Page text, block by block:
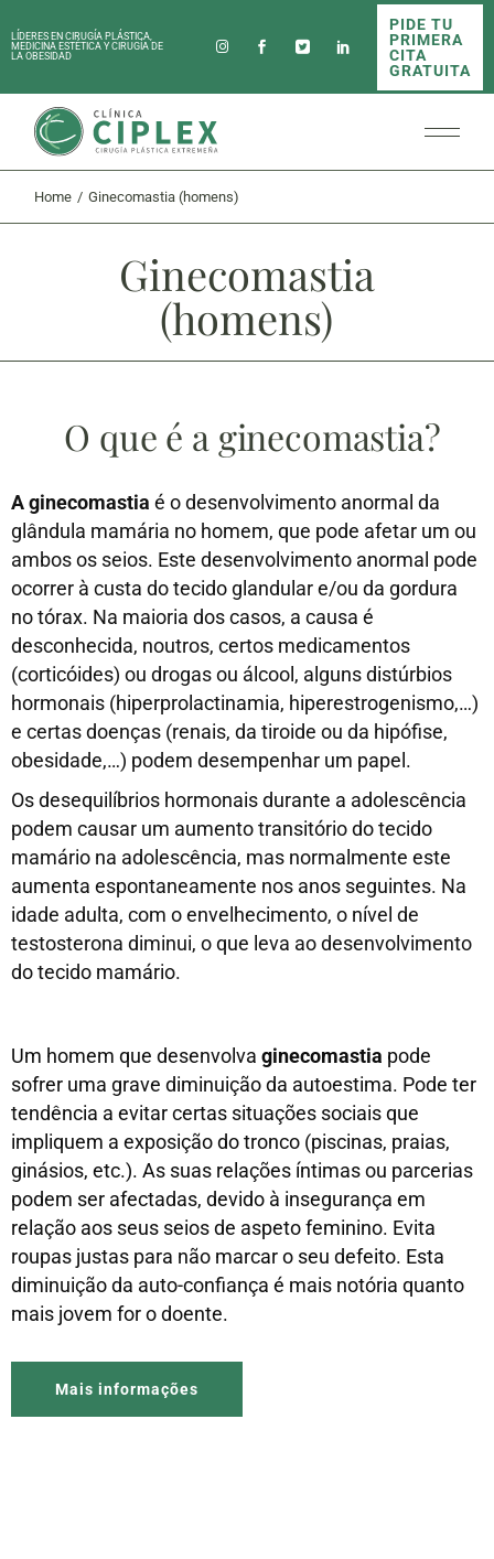
LÍDERES EN CIRUGÍA PLÁSTICA,
MEDICINA ESTÉTICA Y CIRUGÍA DE
LA OBESIDAD
PIDE TU
PRIMERA
CITA
GRATUITA
Home Ginecomastia (homens)
Ginecomastia
(homens)
O que é a ginecomastia?
A ginecomastia é o desenvolvimento anormal da
glândula mamária no homem, que pode afetar um ou
ambos os seios. Este desenvolvimento anormal pode
ocorrer à custa do tecido glandular e/ou da gordura
no tórax. Na maioria dos casos, a causa é
desconhecida, noutros, certos medicamentos
(corticóides) ou drogas ou álcool, alguns distúrbios
hormonais (hiperprolactinamia, hiperestrogenismo,…)
e certas doenças (renais, da tiroide ou da hipófise,
obesidade,…) podem desempenhar um papel.
Os desequilíbrios hormonais durante a adolescência
podem causar um aumento transitório do tecido
mamário na adolescência, mas normalmente este
aumenta espontaneamente nos anos seguintes. Na
idade adulta, com o envelhecimento, o nível de
testosterona diminui, o que leva ao desenvolvimento
do tecido mamário.
Um homem que desenvolva ginecomastia pode
sofrer uma grave diminuição da autoestima. Pode ter
tendência a evitar certas situações sociais que
impliquem a exposição do tronco (piscinas, praias,
ginásios, etc.). As suas relações íntimas ou parcerias
podem ser afectadas, devido à insegurança em
relação aos seus seios de aspeto feminino. Evita
roupas justas para não marcar o seu defeito. Esta
diminuição da auto-confiança é mais notória quanto
mais jovem for o doente.
Mais informações